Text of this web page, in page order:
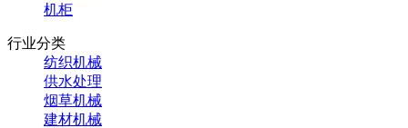
机柜
行业分类
纺织机械
供水处理
烟草机械
建材机械